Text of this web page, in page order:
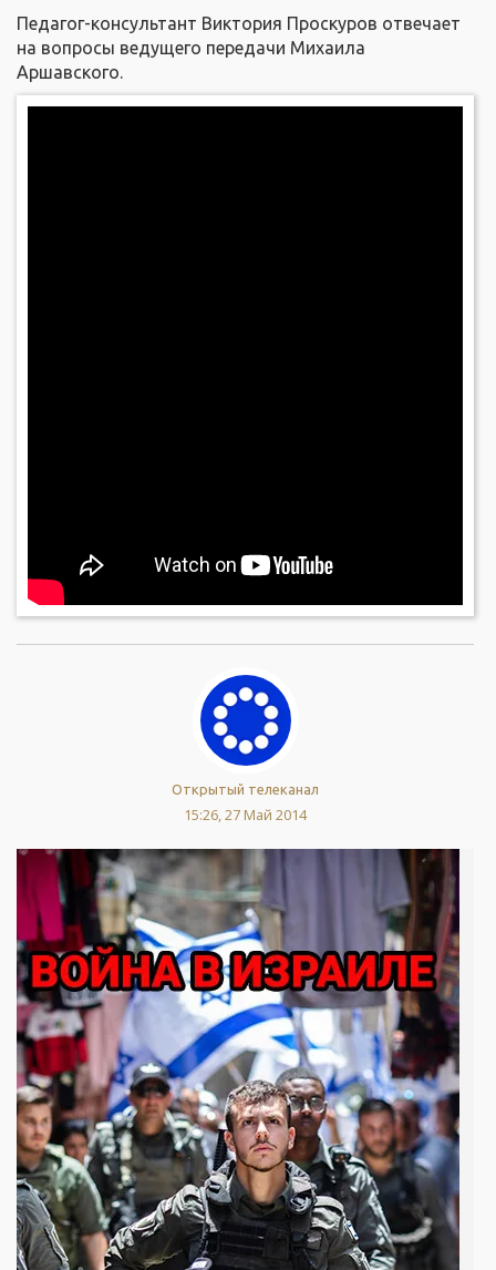
Педагог-консультант Виктория Проскуров отвечает
на вопросы ведущего передачи Михаила
Аршавского.
Открытый телеканал
15:26, 27 Май 2014